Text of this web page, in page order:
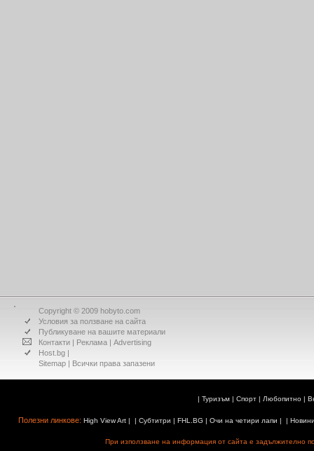
Copyright © 2009 hobyto.com
Условия за ползване на сайта
Публикуване на вашите материали
Контакти | Реклама | Advertising
Host.bg |
Sitemap | Всички права запазени
| Туризъм| Спорт| Любопитно|
Полезни линкове: High View Art| | Субтитри | FHL.BG | Очи на четири лапи | |
При използване на информация от сайта е задължително